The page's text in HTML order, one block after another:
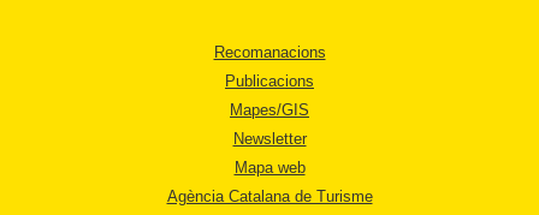
Recomanacions
Publicacions
Mapes/GIS
Newsletter
Mapa web
Agència Catalana de Turisme